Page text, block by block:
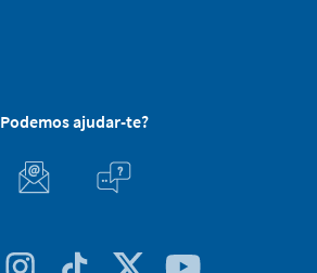
Podemos ajudar-te?